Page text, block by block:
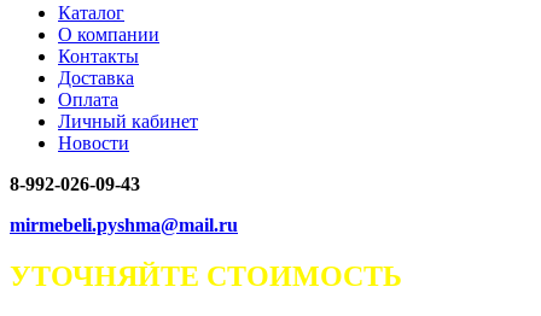
Каталог
О компании
Контакты
Доставка
Оплата
Личный кабинет
Новости
8-992-026-09-43
mirmebeli.pyshma@mail.ru
УТОЧНЯЙТЕ СТОИМОСТЬ